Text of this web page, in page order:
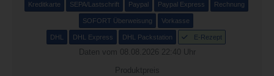
Kreditkarte SEPA/Lastschrift Paypal Paypal Express Rechnung
SOFORT Überweisung Vorkasse
DHL DHL Express DHL Packstation E-Rezept
Daten vom 08.08.2026 22:40 Uhr
Produktpreis